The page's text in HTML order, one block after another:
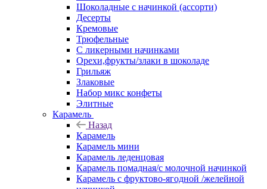
Шоколадные с начинкой (ассорти)
Десерты
Кремовые
Трюфельные
С ликерными начинками
Орехи,фрукты/злаки в шоколаде
Грильяж
Злаковые
Набор микс конфеты
Элитные
Карамель
Назад
Карамель
Карамель мини
Карамель леденцовая
Карамель помадная/с молочной начинкой
Карамель с фруктово-ягодной /желейной